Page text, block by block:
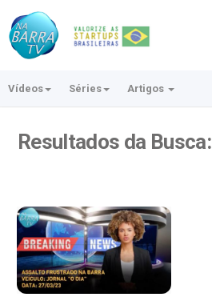
Vídeos Séries Artigos
Resultados da Busca: